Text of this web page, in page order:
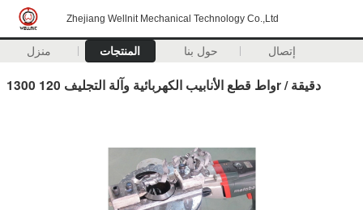
Zhejiang Wellnit Mechanical Technology Co.,Ltd
منزل المنتجات حول بنا إتصال
1300 واط قطع الأنابيب الكهربائية وآلة التجليف 120r / دقيقة